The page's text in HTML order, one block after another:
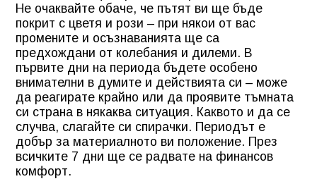
Не очаквайте обаче, че пътят ви ще бъде
покрит с цветя и рози – при някои от вас
промените и осъзнаванията ще са
предхождани от колебания и дилеми. В
първите дни на периода бъдете особено
внимателни в думите и действията си – може
да реагирате крайно или да проявите тъмната
си страна в някаква ситуация. Каквото и да се
случва, слагайте си спирачки. Периодът е
добър за материалното ви положение. През
всичките 7 дни ще се радвате на финансов
комфорт.